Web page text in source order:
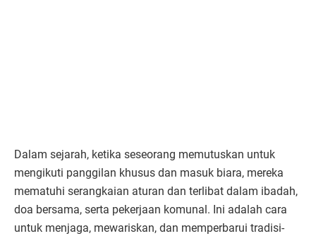
Dalam sejarah, ketika seseorang memutuskan untuk
mengikuti panggilan khusus dan masuk biara, mereka
mematuhi serangkaian aturan dan terlibat dalam ibadah,
doa bersama, serta pekerjaan komunal. Ini adalah cara
untuk menjaga, mewariskan, dan memperbarui tradisi-